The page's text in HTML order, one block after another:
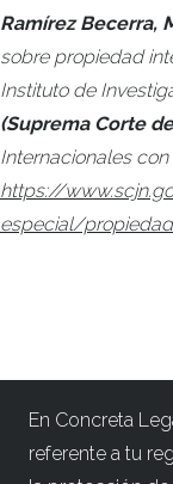
Ramírez Becerra,
sobre propiedad
Instituto de
(Suprema Corte
Internacionales
https://
especial/
En Concreta
referente a tu